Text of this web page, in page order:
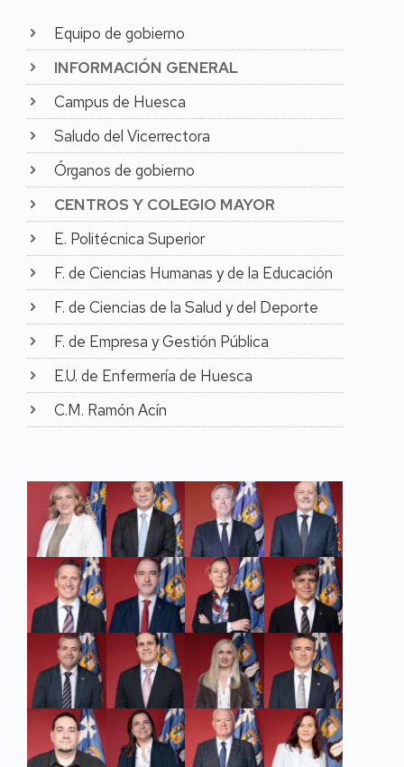
Formación académica
La Dra. Marta Liesa es
Letras (sección Ciencias
de la Educación) (1992-
1997) y Doctora en
la Universidad de
Zaragoza con la
Sobresaliente Cum
Laude.
Actividad
investigadora
Es miembro del grupo de
investigación de
referencia "Educación y
R_17), reconocido por el
Investigadora Principal
del grupo.
En relación con su
actividad investigadora la
Dra. Marta Liesa es
autora de más de
veinticinco artículos en
revistas científicas
indexadas en las
principales bases de
datos de JCR y SJCR en
los primeros cuartiles (Q1
y Q2), y más de
cincuenta artículos en
otras indexaciones Q3 y
Equipo de gobierno
INFORMACIÓN GENERAL
Campus de Huesca
Saludo del Vicerrectora
Órganos de gobierno
CENTROS Y COLEGIO MAYOR
E. Politécnica Superior
F. de Ciencias Humanas y de la Educación
F. de Ciencias de la Salud y del Deporte
F. de Empresa y Gestión Pública
E.U. de Enfermería de Huesca
C.M. Ramón Acín